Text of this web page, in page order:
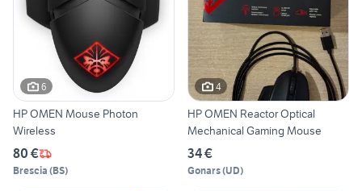
6
HP OMEN Mouse Photon
Wireless
80 €
Brescia (BS)
4
HP OMEN Reactor Optical
Mechanical Gaming Mouse
34 €
Gonars(UD)